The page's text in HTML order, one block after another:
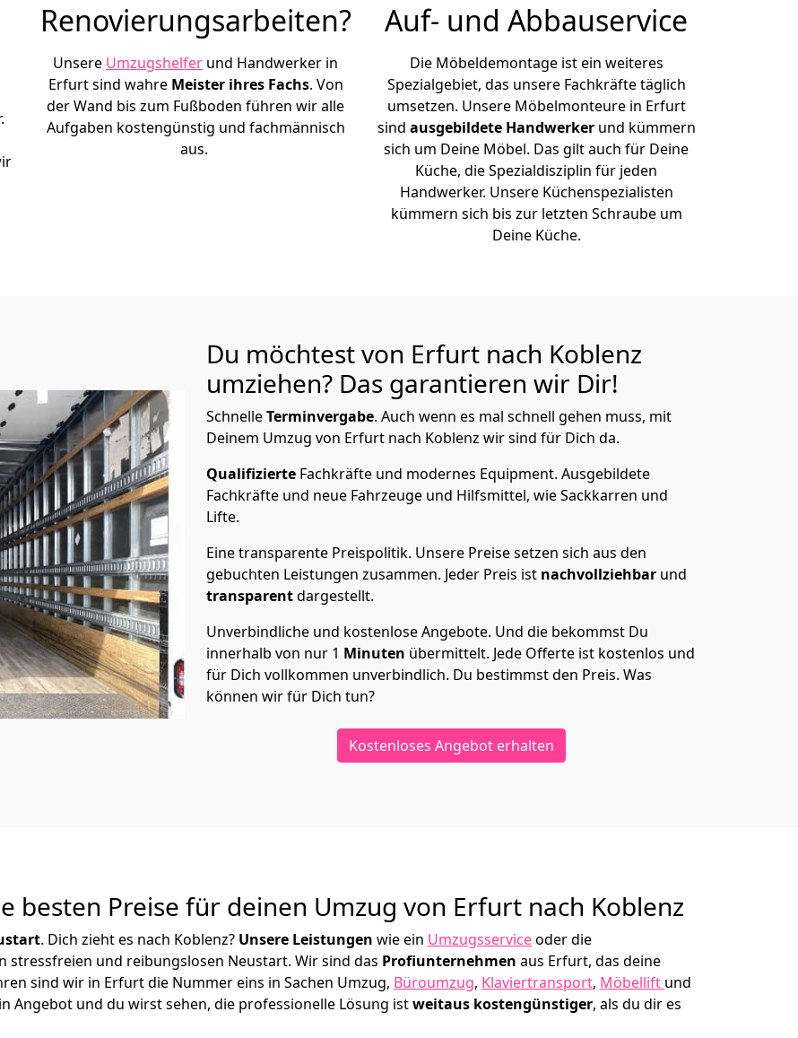
Renovierungsarbeiten?
Unsere Umzugshelfer und Handwerker in
Erfurt sind wahre Meister ihres Fachs. Von
der Wand bis zum Fußboden führen wir alle
Aufgaben kostengünstig und fachmännisch
aus.
Auf- und Abbauservice
Die Möbeldemontage ist ein weiteres
Spezialgebiet, das unsere Fachkräfte täglich
umsetzen. Unsere Möbelmonteure in Erfurt
sind ausgebildete Handwerker und kümmern
sich um Deine Möbel. Das gilt auch für Deine
Küche, die Spezialdisziplin für jeden
Handwerker. Unsere Küchenspezialisten
kümmern sich bis zur letzten Schraube um
Deine Küche.
Du möchtest von Erfurt nach Koblenz
umziehen? Das garantieren wir Dir!
SchnelleTerminvergabe. Auch wenn es mal schnell gehen muss, mit
Deinem Umzug von Erfurt nach Koblenz wir sind für Dich da.
Qualifizierte Fachkräfte und modernes Equipment. Ausgebildete
Fachkräfte und neue Fahrzeuge und Hilfsmittel, wie Sackkarren und
Lifte.
Eine transparente Preispolitik. Unsere Preise setzen sich aus den
gebuchten Leistungen zusammen. Jeder Preis ist nachvollziehbar und
transparentdargestellt.
Unverbindliche und kostenlose Angebote. Und die bekommst Du
innerhalb von nur 1 Minuten übermittelt. Jede Offerte ist kostenlos und
für Dich vollkommen unverbindlich. Du bestimmst den Preis. Was
können wir für Dich tun?
Kostenloses Angebot erhalten
besten Preise für deinen Umzug von Erfurt nach Koblenz
. Dich zieht es nach Koblenz? Unsere Leistungen wie ein Umzugsserviceoder die
stressfreien und reibungslosen Neustart. Wir sind das Profiunternehmen aus Erfurt, das deine
sind wir in Erfurt die Nummer eins in Sachen Umzug, Büroumzug, Klaviertransport, Möbellift und
Angebot und du wirst sehen, die professionelle Lösung istweitaus kostengünstiger, als du dir es